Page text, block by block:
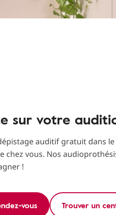
sur votre
auditif gratuit dans
chez vous. Nos
!
vous Trouver un